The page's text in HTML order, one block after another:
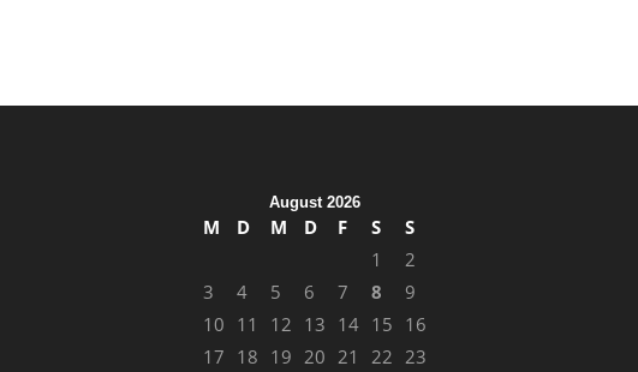
August 2026
M D M D F S
S
1
2
3
4 5 6 7 8
9
10 11 12 13 14 15 16
17 18 19 20 21 22 23